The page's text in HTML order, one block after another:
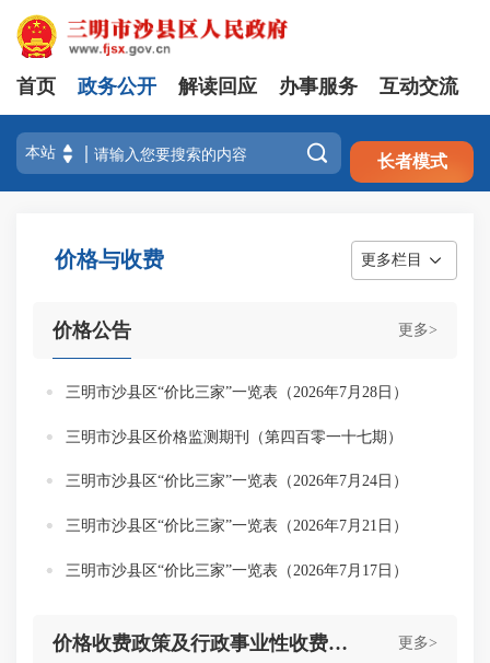
注册 登录
首页 政务公开 解读回应 办事服务 互动交流
 长者模式
价格与收费 更多栏目
更多>
价格公告
三明市沙县区“价比三家”一览表（2026年7月28日）
三明市沙县区价格监测期刊（第四百零一十七期）
三明市沙县区“价比三家”一览表（2026年7月24日）
三明市沙县区“价比三家”一览表（2026年7月21日）
三明市沙县区“价比三家”一览表（2026年7月17日）
更多>
价格收费政策及行政事业性收费目录